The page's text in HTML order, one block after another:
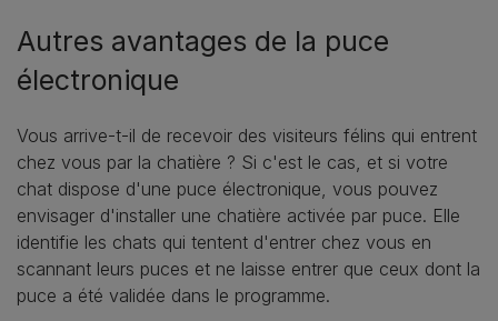
Autres avantages de la puce
électronique
Vous arrive-t-il de recevoir des visiteurs félins qui entrent
chez vous par la chatière ? Si c'est le cas, et si votre
chat dispose d'une puce électronique, vous pouvez
envisager d'installer une chatière activée par puce. Elle
identifie les chats qui tentent d'entrer chez vous en
scannant leurs puces et ne laisse entrer que ceux dont la
puce a été validée dans le programme.